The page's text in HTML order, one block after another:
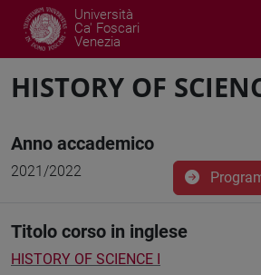
Università
Ca' Foscari
Venezia
HISTORY OF
Anno accademico
2021/2022
Titolo corso in inglese
HISTORY OF SCIENCE I